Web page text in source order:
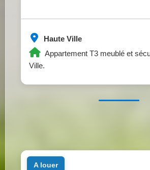
Haute Ville
Appartement T3 meublé et
Ville.
a louer